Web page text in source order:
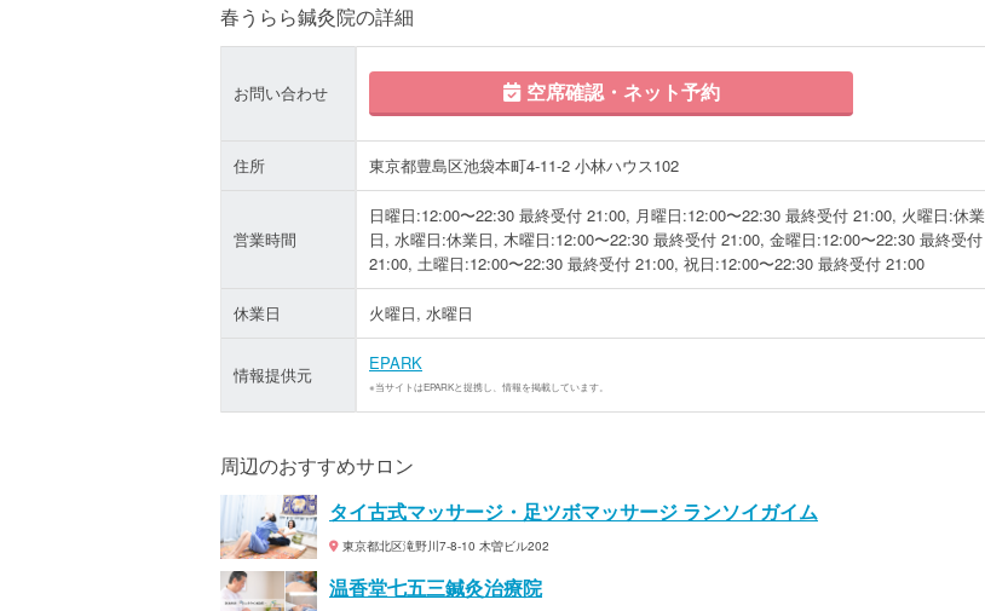
春うらら鍼灸院の詳細
お問い合わせ 空席確認・ネット予約
住所 東京都豊島区池袋本町4-11-2 小林ハウス102
営業時間
日曜日:12:00〜22:30 最終受付 21:00, 月曜日:12:00〜22:30 最終受付 21:00, 火曜日:休業
日, 水曜日:休業日, 木曜日:12:00〜22:30 最終受付 21:00, 金曜日:12:00〜22:30 最終受付
21:00, 土曜日:12:00〜22:30 最終受付 21:00, 祝日:12:00〜22:30 最終受付 21:00
休業日 火曜日, 水曜日
情報提供元
EPARK
※当サイトはEPARKと提携し、情報を掲載しています。
周辺のおすすめサロン
タイ古式マッサージ・足ツボマッサージ ランソイガイム
東京都北区滝野川7-8-10 木曽ビル202
温香堂七五三鍼灸治療院